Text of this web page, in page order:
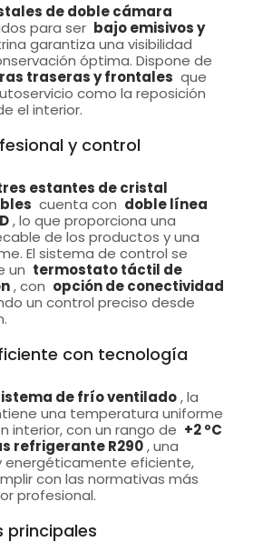
de doble cámara
para ser bajo emisivos y
garantiza una visibilidad
óptima. Dispone de
traseras y frontales que
como la reposición
el interior.
y control
estantes de cristal
cuenta con doble línea
, lo que proporciona una
de los productos y una
El sistema de control se
un termostato táctil de
, con opción de conectividad
un control preciso desde
con tecnología
de frío ventilado, la
una temperatura uniforme
interior, con un rango de +2 ºC
refrigerante R290, una
energéticamente eficiente,
con las normativas más
profesional.